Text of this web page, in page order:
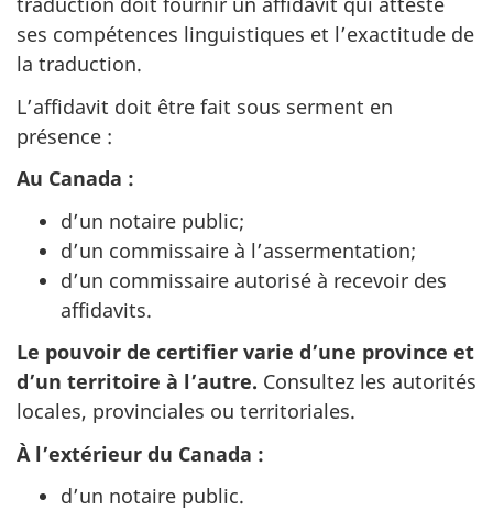
ses compétences linguistiques et l’exactitude de
la traduction.
L’affidavit doit être fait sous serment en
présence :
Au Canada :
d’un notaire public;
d’un commissaire à l’assermentation;
d’un commissaire autorisé à recevoir des
affidavits.
Le pouvoir de certifier varie d’une province et
d’un territoire à l’autre. Consultez les autorités
locales, provinciales ou territoriales.
À l’extérieur du Canada :
d’un notaire public.